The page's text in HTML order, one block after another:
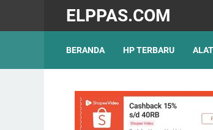
ELPPAS.COM
BERANDA HP TERBARU